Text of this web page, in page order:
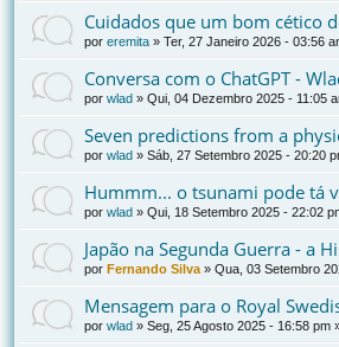
Cuidados que um bom cético
por eremita » Ter, 27 Janeiro 2026 - 03:56
Conversa com o ChatGPT -
por wlad » Qui, 04 Dezembro 2025 - 11:05
Seven predictions from a
por wlad » Sáb, 27 Setembro 2025 - 20:20
Hummm... o tsunami pode tá
por wlad » Qui, 18 Setembro 2025 - 22:02
Japão na Segunda Guerra - a
por Fernando Silva » Qua, 03 Setembro
Mensagem para o Royal
por wlad » Seg, 25 Agosto 2025 - 16:58 pm